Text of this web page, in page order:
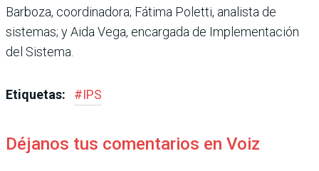
Barboza, coordinadora; Fátima Poletti, analista de
sistemas; y Aida Vega, encargada de Implementación
del Sistema.
Etiquetas: #IPS
Déjanos tus comentarios en Voiz